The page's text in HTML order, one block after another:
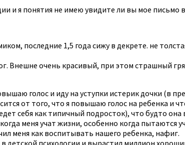
и я понятия не имею увидите ли вы мое письмо
последние 1,5 года сижу в декрете. не
Внешне очень красивый, при этом страшный
голос и иду на уступки истерик дочки (в
от того, что я повышаю голос на ребенка и
себя как типичный подросток), что будто она
меня учат жизни, особенно когда пытаются
меня как воспитывать нашего ребенка, нафиг.
детской психологии и вырастил миллион